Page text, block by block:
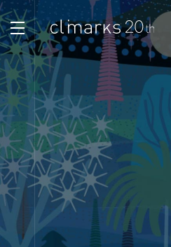
STRENGTH
選ばれる理由
SERVICE
サービス
WORK
実績